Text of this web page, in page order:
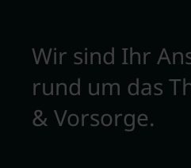
Wir sind Ihr
rund um das
& Vorsorge.